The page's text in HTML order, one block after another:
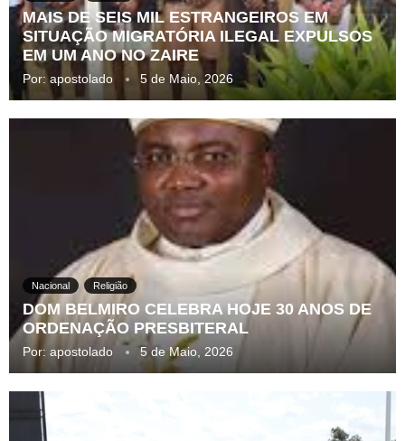
MAIS DE SEIS MIL ESTRANGEIROS EM
SITUAÇÃO MIGRATÓRIA ILEGAL EXPULSOS
EM UM ANO NO ZAIRE
Por: apostolado 5 de Maio, 2026
Nacional Religião
DOM BELMIRO CELEBRA HOJE 30 ANOS DE
ORDENAÇÃO PRESBITERAL
Por: apostolado 5 de Maio, 2026